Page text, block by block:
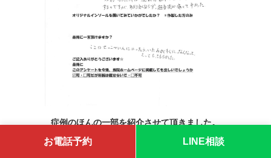
症例のほんの一部を紹介させて頂きました。
ブログにも様々な症例を載せています。
お電話予約 LINE相談